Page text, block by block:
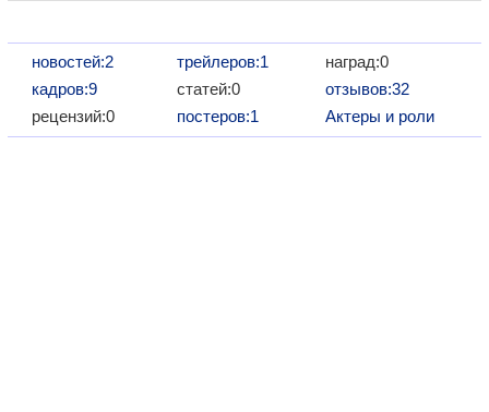
новостей:2
кадров:9
рецензий:0
трейлеров:1
статей:0
постеров:1
наград:0
отзывов:32
Актеры и роли